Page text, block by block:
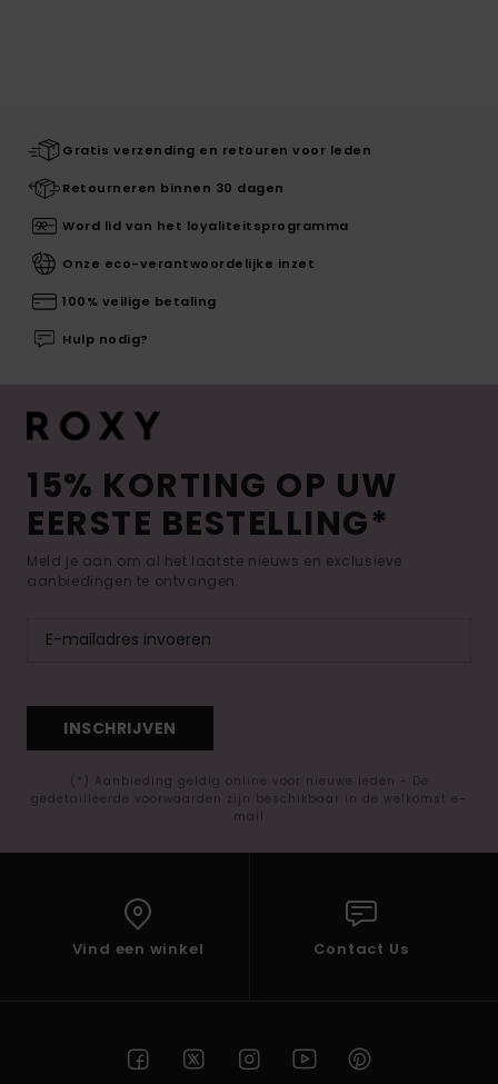
Gratis verzending en retouren voor leden
Retourneren binnen 30 dagen
Word lid van het loyaliteitsprogramma
Onze eco-verantwoordelijke inzet
100% veilige betaling
Hulp nodig?
15% KORTING OP UW
EERSTE BESTELLING*
Meld je aan om al het laatste nieuws en exclusieve
aanbiedingen te ontvangen.
INSCHRIJVEN
(*) Aanbieding geldig online voor nieuwe leden - De
gedetailleerde voorwaarden zijn beschikbaar in de welkomst e-
mail
Vind een winkel Contact Us